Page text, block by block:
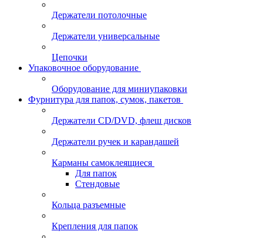
Держатели потолочные
Держатели универсальные
Цепочки
Упаковочное оборудование
Оборудование для миниупаковки
Фурнитура для папок, сумок, пакетов
Держатели CD/DVD, флеш дисков
Держатели ручек и карандашей
Карманы самоклеящиеся
Для папок
Стендовые
Кольца разъемные
Крепления для папок